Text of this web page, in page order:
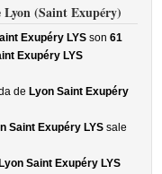
Lyon (Saint Exupéry)
Exupéry LYS son61
Exupéry LYS
de Lyon Saint Exupéry
Saint Exupéry LYS sale
Lyon Saint Exupéry LYS